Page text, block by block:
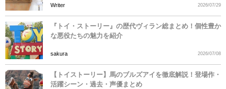
Writer 2026/07/29
『トイ・ストーリー』の歴代ヴィラン総まとめ！個性豊か
な悪役たちの魅力を紹介
sakura 2026/07/08
【トイストーリー】馬のブルズアイを徹底解説！登場作・
活躍シーン・過去・声優まとめ